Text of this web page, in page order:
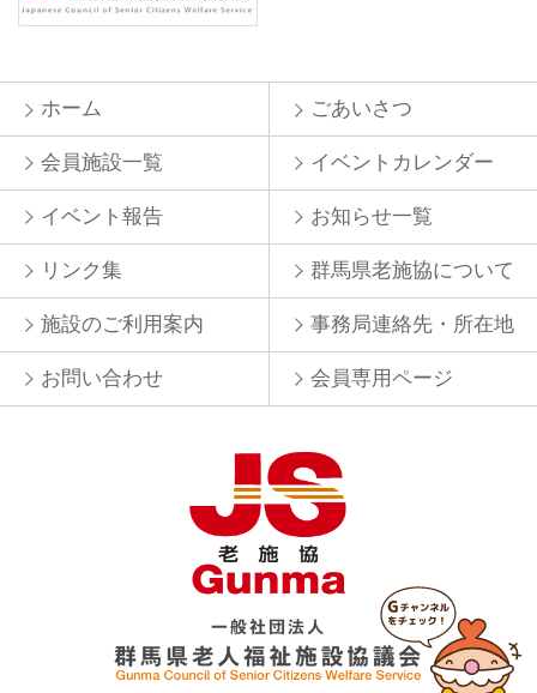
ホーム ごあいさつ
会員施設一覧 イベントカレンダー
イベント報告 お知らせ一覧
リンク集 群馬県老施協について
施設のご利用案内 事務局連絡先・所在地
お問い合わせ 会員専用ページ